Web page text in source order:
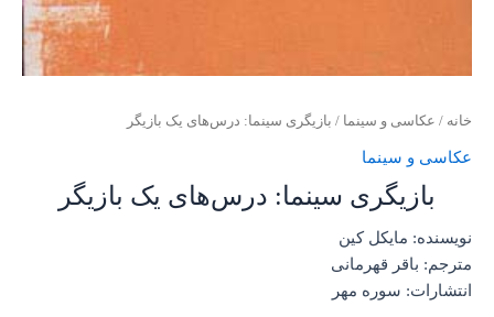
خانه / عکاسی و سینما / بازیگری سینما: درس‌های یک بازیگر
عکاسی و سینما
بازیگری سینما: درس‌های یک بازیگر
نویسنده: مایکل کین
مترجم: باقر قهرمانی
انتشارات: سوره مهر